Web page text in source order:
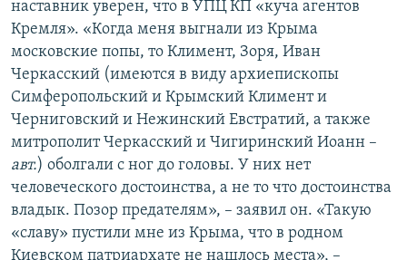
наставник уверен, что в УПЦ КП «куча агентов
Кремля». «Когда меня выгнали из Крыма
московские попы, то Климент, Зоря, Иван
Черкасский (имеются в виду архиепископы
Симферопольский и Крымский Климент и
Черниговский и Нежинский Евстратий, а также
митрополит Черкасский и Чигиринский Иоанн –​
авт.) оболгали с ног до головы. У них нет
человеческого достоинства, а не то что достоинства
владык. Позор предателям», – заявил он. «Такую
«славу» пустили мне из Крыма, что в родном
Киевском патриархате не нашлось места», –